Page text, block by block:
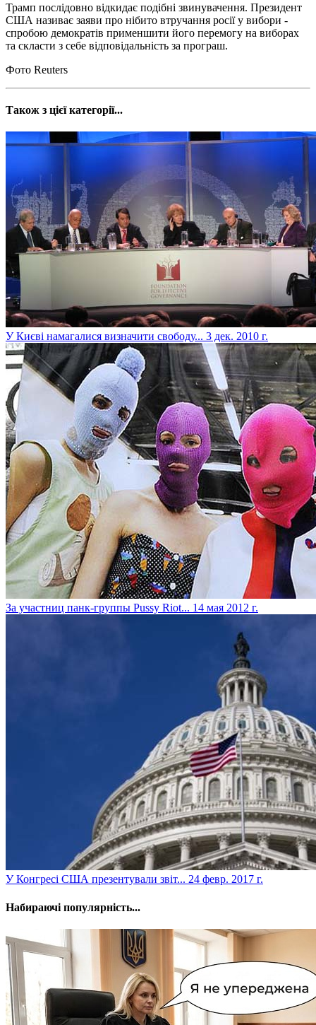
Трамп послідовно відкидає подібні звинувачення. Президент
США називає заяви про нібито втручання росії у вибори -
спробою демократів применшити його перемогу на виборах
та скласти з себе відповідальність за програш.
Фото Reuters
Також з цієї категорії...
У Києві намагалися визначити свободу... 3 дек. 2010 г.
За участниц панк-группы Pussy Riot... 14 мая 2012 г.
​У Конгресі США презентували звіт... 24 февр. 2017 г.
Набираючі популярність...